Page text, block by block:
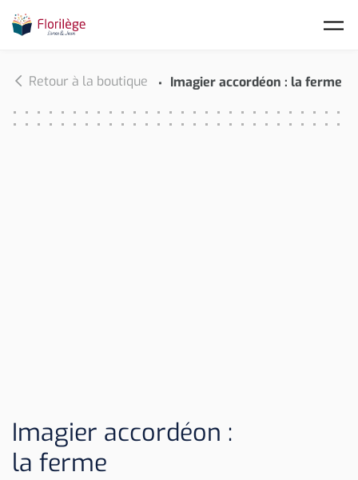
Retour à la boutique Imagier accordéon : la ferme
Imagier accordéon :
la ferme